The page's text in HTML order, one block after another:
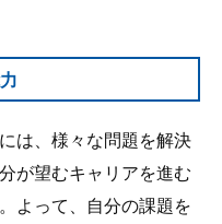
は、様々な問題を解決
が望むキャリアを進む
よって、自分の課題を